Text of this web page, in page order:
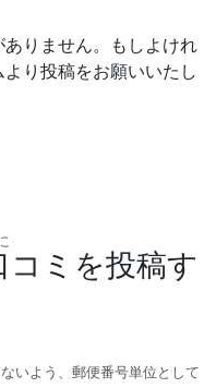
りません。もしよけれ
り投稿をお願いいたし
ミを投稿す
いよう、郵便番号単位として